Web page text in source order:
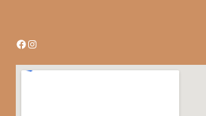
Facebook
Instagram